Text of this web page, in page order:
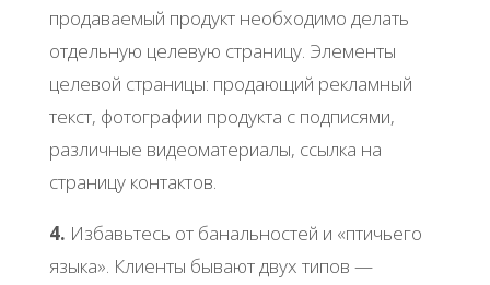
продаваемый продукт необходимо делать
отдельную целевую страницу. Элементы
целевой страницы: продающий рекламный
текст, фотографии продукта с подписями,
различные видеоматериалы, ссылка на
страницу контактов.
4. Избавьтесь от банальностей и «птичьего
языка». Клиенты бывают двух типов —